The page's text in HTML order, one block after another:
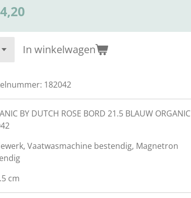
In winkelwagen
182042
BY DUTCH ROSE BORD 21.5 BLAUW ORGANIC
Vaatwasmachine bestendig, Magnetron
cm